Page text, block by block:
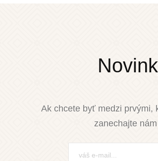
Ak chcete byť medzi prvými,
zanechajte